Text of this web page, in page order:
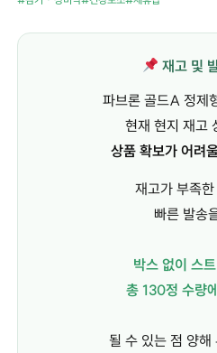
재고 및
파브론 골드A 정제
현재 현지 재고
상품 확보가 어려
재고가 부족
빠른 발송
박스 없이 스
총 130정 수량
될 수 있는 점 양해